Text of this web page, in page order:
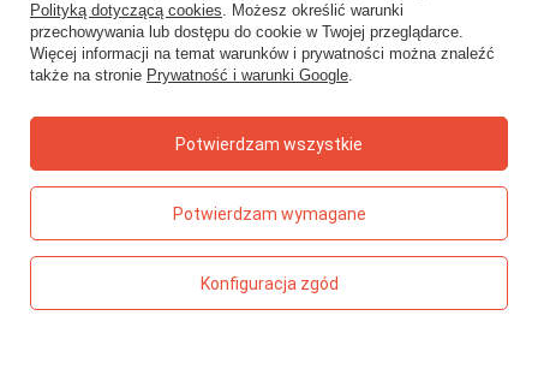
Chcę zwrócić produkt
Chcę wymienić towar
Konto
Regulaminy
Polityką dotyczącą cookies. Możesz określić warunki
przechowywania lub dostępu do cookie w Twojej przeglądarce.
Więcej informacji na temat warunków i prywatności można znaleźć
także na stronie Prywatność i warunki Google.
Potwierdzam wymagane
Konfiguracja zgód
Potwierdzam wszystkie